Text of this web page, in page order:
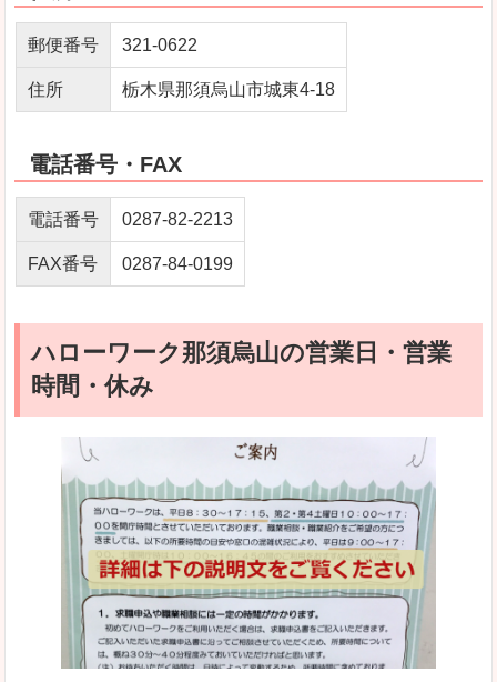
郵便番号 321-0622
住所 栃木県那須烏山市城東4-18
電話番号・FAX
電話番号 0287-82-2213
FAX番号 0287-84-0199
ハローワーク那須烏山の営業日・営業
時間・休み